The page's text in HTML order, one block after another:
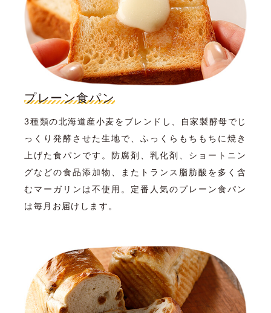
プレーン食パン
3種類の北海道産小麦をブレンドし、自家製酵母でじ
っくり発酵させた生地で、ふっくらもちもちに焼き
上げた食パンです。防腐剤、乳化剤、ショートニン
グなどの食品添加物、またトランス脂肪酸を多く含
むマーガリンは不使用。定番人気のプレーン食パン
は毎月お届けします。